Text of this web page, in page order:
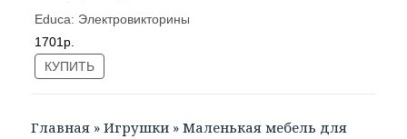
Educa: Электровикторины
1701р.
КУПИТЬ
Главная »Игрушки »Маленькая мебель для